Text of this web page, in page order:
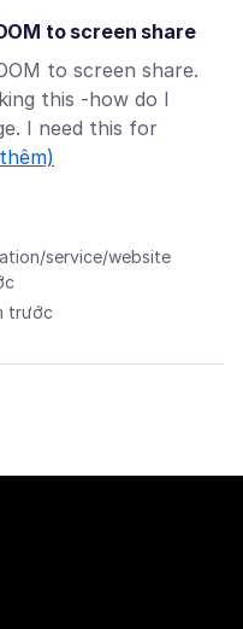
to screen share
to screen share.
this -how do I
I need this for
service/website
trước